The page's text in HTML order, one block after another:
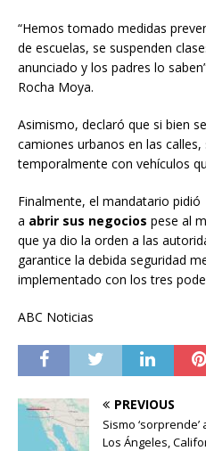
“Hemos tomado medidas
de escuelas, se suspenden
anunciado y los padres lo
Rocha Moya.
Asimismo, declaró que si bien
camiones urbanos en las
temporalmente con vehículos
Finalmente, el mandatario
a abrir sus negocios pese al
que ya dio la orden a las
garantice la debida seguridad
implementado con los tres
ABC Noticias
PREVIOUS
Sismo ‘sorprende’
Los Ángeles,